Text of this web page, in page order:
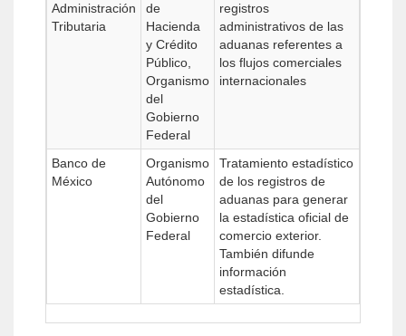
Administración
Tributaria
de
Hacienda
y Crédito
Público,
Organismo
del
Gobierno
Federal
registros
administrativos de las
aduanas referentes a
los flujos comerciales
internacionales
Banco de
México
Organismo
Autónomo
del
Gobierno
Federal
Tratamiento estadístico
de los registros de
aduanas para generar
la estadística oficial de
comercio exterior.
También difunde
información
estadística.